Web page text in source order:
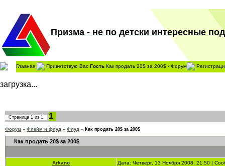
Призма - не по детски интересные
Главная Приветствую Вас Гость Как продать 20$ за 200$ - Форум
загрузка...
Страница 1 из 1 1
Форум » Флейм и флуд » Флуд » Как продать 20$ за 200$
Как продать 20$ за 200$
Arkano Дата: Четверг, 13 Ноября 2008, 21:50 |